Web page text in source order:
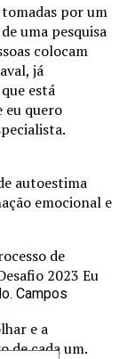
tomadas por um
uma pesquisa
colocam
já
está
eu quero
autoestima
emocional e
de
2023 Eu
e a
de cada um.
Campos